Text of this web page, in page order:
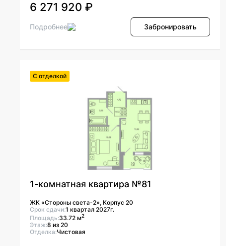
6 271 920 ₽
Подробнее Забронировать
С отделкой
1-комнатная квартира №81
ЖК «Стороны света-2», Корпус 20
Срок сдачи:1 квартал 2027г.
Площадь:33.72 м2
Этаж:8 из 20
Отделка:Чистовая